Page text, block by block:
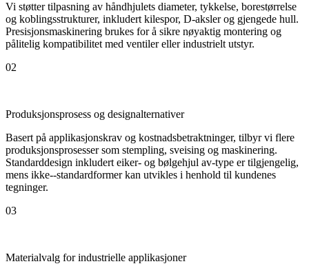
Vi støtter tilpasning av håndhjulets diameter, tykkelse, borestørrelse
og koblingsstrukturer, inkludert kilespor, D-aksler og gjengede hull.
Presisjonsmaskinering brukes for å sikre nøyaktig montering og
pålitelig kompatibilitet med ventiler eller industrielt utstyr.
02
Produksjonsprosess og designalternativer
Basert på applikasjonskrav og kostnadsbetraktninger, tilbyr vi flere
produksjonsprosesser som stempling, sveising og maskinering.
Standarddesign inkludert eiker- og bølgehjul av-type er tilgjengelig,
mens ikke--standardformer kan utvikles i henhold til kundenes
tegninger.
03
Materialvalg for industrielle applikasjoner